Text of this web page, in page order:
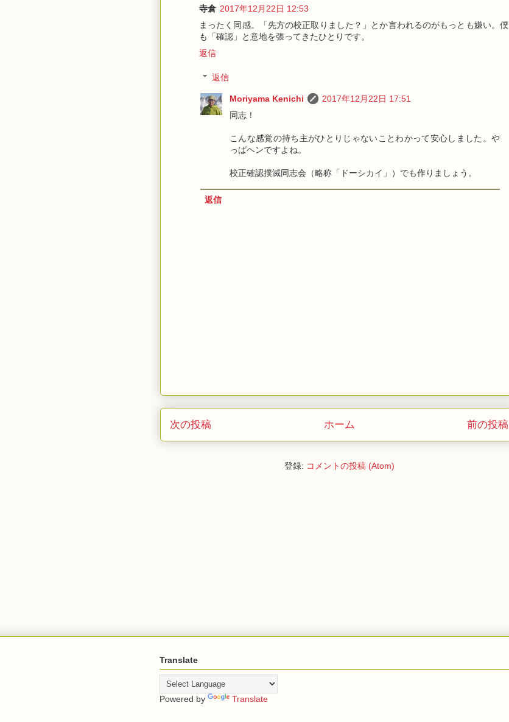
寺倉 2017年12月22日 12:53
まったく同感。「先方の校正取りました？」とか言われるのがもっとも嫌い。僕
も「確認」と意地を張ってきたひとりです。
返信
返信
Moriyama Kenichi
2017年12月22日 17:51
同志！
こんな感覚の持ち主がひとりじゃないことわかって安心しました。や
っぱヘンですよね。
校正確認撲滅同志会（略称「ドーシカイ」）でも作りましょう。
返信
次の投稿 前の投稿
ホーム
登録: コメントの投稿 (Atom)
Translate
Powered by Translate